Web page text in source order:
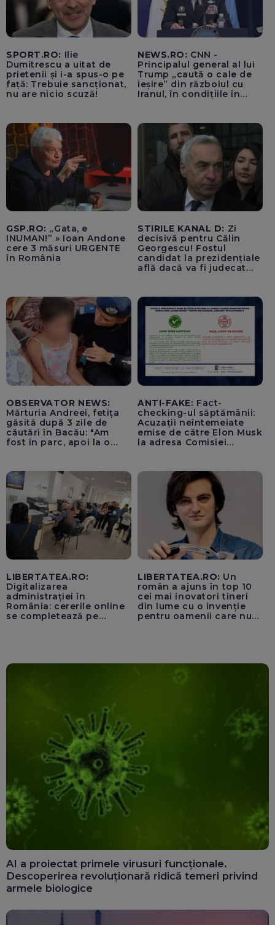
SPORT.RO: Ilie
Dumitrescu a uitat de
prietenii și i-a spus-o pe
față: Trebuie sancționat,
nu are nicio scuză!
NEWS.RO: CNN -
Principalul general al lui
Trump „caută o cale de
ieșire” din războiul cu
Iranul, în condițiile în
GSP.RO: „Gata, e
INUMAN!” » Ioan Andone
cere 3 măsuri URGENTE
în România
STIRILE KANAL D: Zi
decisivă pentru Călin
Georgescu! Fostul
candidat la prezidențiale
află dacă va fi judecat
OBSERVATOR NEWS:
Mărturia Andreei, fetița
găsită după 3 zile de
căutări în Bacău: "Am
fost în parc, apoi la o
ANTI-FAKE: Fact-
checking-ul săptămânii:
Acuzații neîntemeiate
emise de către Elon Musk
la adresa Comisiei
pentru instaurarea
„cenzurii” pe platforma X
LIBERTATEA.RO:
Digitalizarea
administrației în
România: cererile online
se completează pe
LIBERTATEA.RO: Un
român a ajuns în top 10
cei mai inovatori tineri
din lume cu o invenție
pentru oamenii care nu
AI a proiectat primele virusuri funcționale.
Descoperirea revoluționară ridică temeri privind
armele biologice